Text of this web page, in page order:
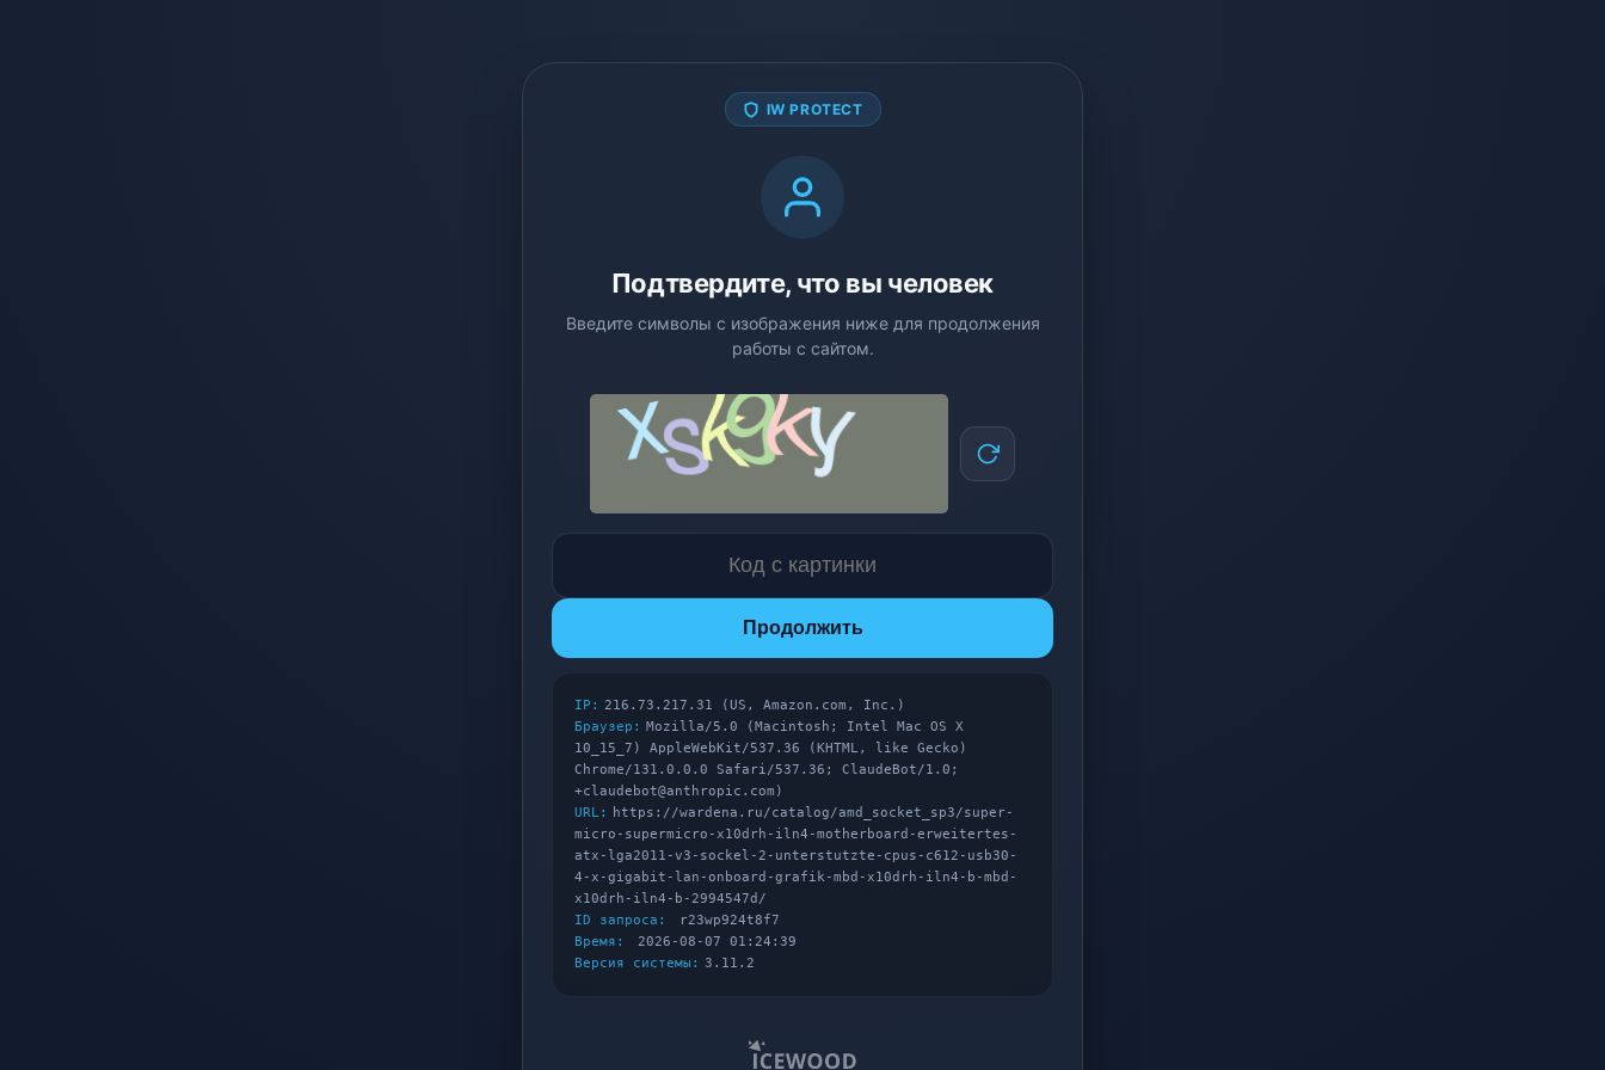
IW PROTECT
Подтвердите, что вы человек
Введите символы с изображения ниже для продолжения
работы с сайтом.
Продолжить
IP: 216.73.217.31 (US, Amazon.com, Inc.)
Браузер: Mozilla/5.0 (Macintosh; Intel Mac OS X
10_15_7) AppleWebKit/537.36 (KHTML, like Gecko)
Chrome/131.0.0.0 Safari/537.36; ClaudeBot/1.0;
+claudebot@anthropic.com)
URL:
https://wardena.ru/catalog/amd_socket_sp3/super-
micro-supermicro-x10drh-iln4-motherboard-erweitertes-
atx-lga2011-v3-sockel-2-unterstutzte-cpus-c612-usb30-
4-x-gigabit-lan-onboard-grafik-mbd-x10drh-iln4-b-mbd-
x10drh-iln4-b-2994547d/
ID запроса:
r23wp924t8f7
Время:
2026-08-07 01:24:39
Версия системы: 3.11.2